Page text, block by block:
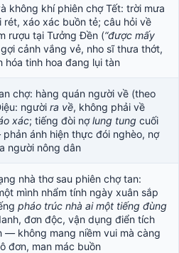
không khí phiên chợ Tết: trời mưa
rét, xáo xác buồn tẻ; câu hỏi về
rượu tại Tưởng Đền (“được mấy
cảnh vắng vẻ, nho sĩ thưa thớt,
hóa tinh hoa đang lụi tàn
chợ: hàng quán người về (theo
người ra về, không phải về
xác; tiếng đòi nợlung tung cuối
ánh hiện thực đói nghèo, nợ
người nông dân
nhà thơ sau phiên chợ tan:
mình nhẩm tính ngày xuân sắp
pháo trúc nhà ai một tiếng đùng
đơn độc, vận dụng điển tích
— không mang niềm vui mà càng
đơn, man mác buồn